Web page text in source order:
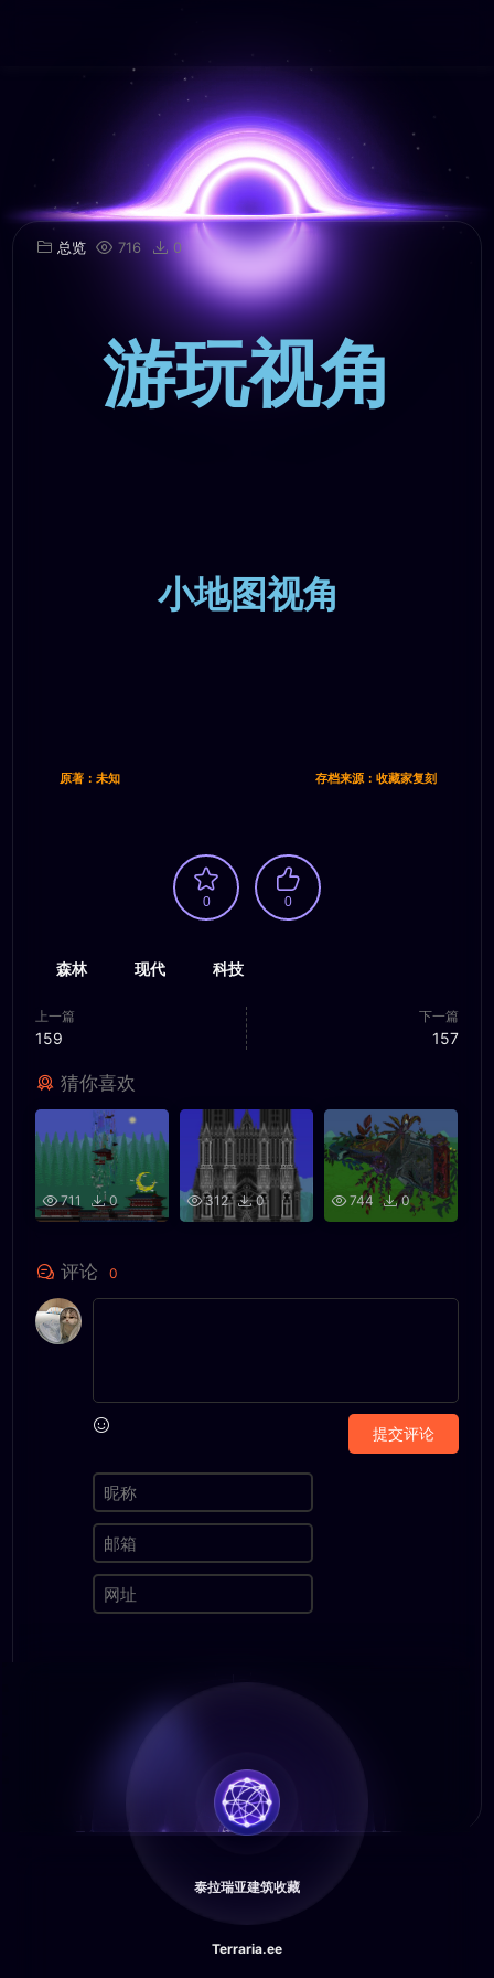
总览 716 0
游玩视角
小地图视角
原著：未知 存档来源：收藏家复刻
0 0
森林 现代 科技
上一篇
159
下一篇
157
猜你喜欢
711 0 312 0 744 0
评论 0
提交评论
泰拉瑞亚建筑收藏
Terraria.ee